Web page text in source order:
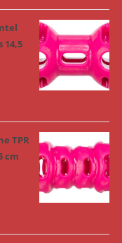
14,5
TPR
cm